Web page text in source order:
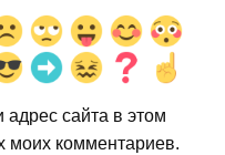
сайта в этом
моих комментариев.